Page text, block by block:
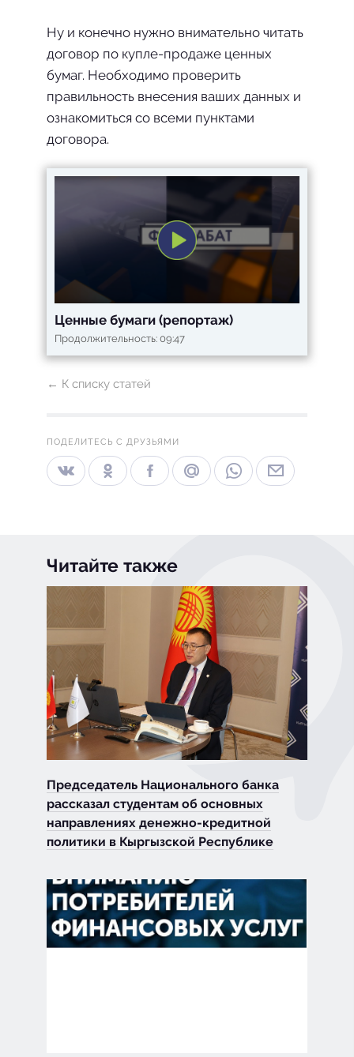
Ну и конечно нужно внимательно читать
договор по купле-продаже ценных
бумаг. Необходимо проверить
правильность внесения ваших данных и
ознакомиться со всеми пунктами
договора.
Ценные бумаги (репортаж)
Продолжительность: 09:47
← К списку статей
ПОДЕЛИТЕСЬ С ДРУЗЬЯМИ
Читайте также
Председатель Национального банка
рассказал студентам об основных
направлениях денежно-кредитной
политики в Кыргызской Республике